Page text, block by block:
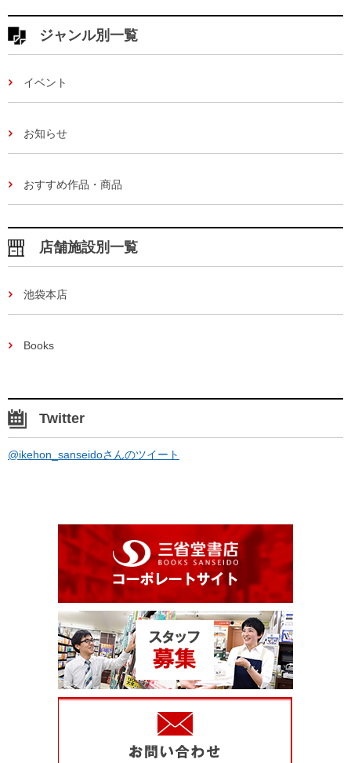
ジャンル別一覧
イベント
お知らせ
おすすめ作品・商品
店舗施設別一覧
池袋本店
Books
Twitter
@ikehon_sanseidoさんのツイート